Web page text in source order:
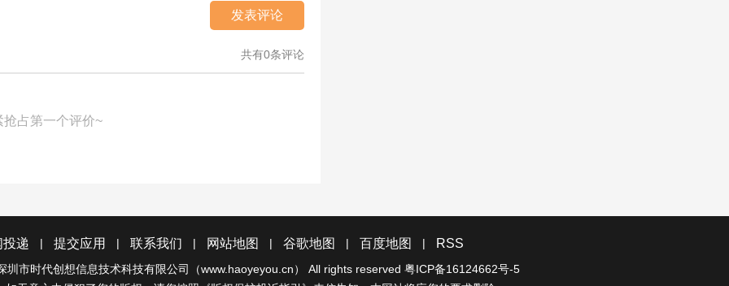
发表评论
共有0条评论
占第一个评价~
投递 | 提交应用 | 联系我们 | 网站地图 | 谷歌地图 | 百度地图 | RSS
圳市时代创想信息技术科技有限公司（www.haoyeyou.cn） All rights reserved 粤ICP备16124662号-5